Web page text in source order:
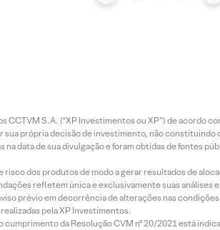
CCTVM S.A. (“XP Investimentos ou XP”) de acordo
própria decisão de investimento, não
data de sua divulgação e foram obtidas de fontes
dos produtos de modo a gerar resultados de
refletem única e exclusivamente suas
prévio em decorrência de alterações nas
pela XP Investimentos.
da Resolução CVM nº 20/2021 está